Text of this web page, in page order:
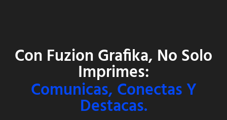
Con Fuzion Grafika, No Solo
Imprimes:
Comunicas, Conectas Y
Destacas.